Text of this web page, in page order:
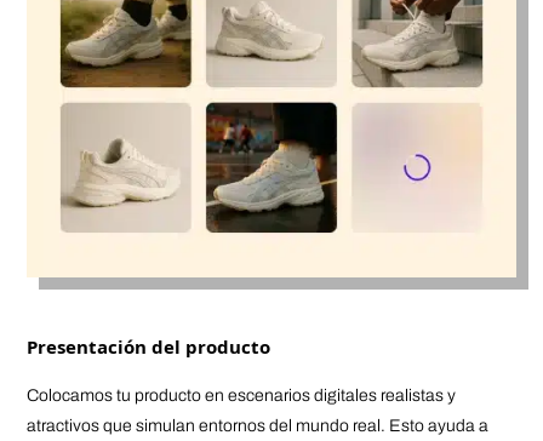
Presentación del producto
Colocamos tu producto en escenarios digitales realistas y
atractivos que simulan entornos del mundo real. Esto ayuda a